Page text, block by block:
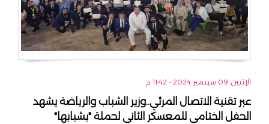
الإثنين, 09 سبتمبر 2024 - 11:42 م
عبر تقنية الاتصال المرئي..وزير الشباب والرياضة يشهد
الحفل الختامي للمعسكر الثاني لحملة "بشبابها"